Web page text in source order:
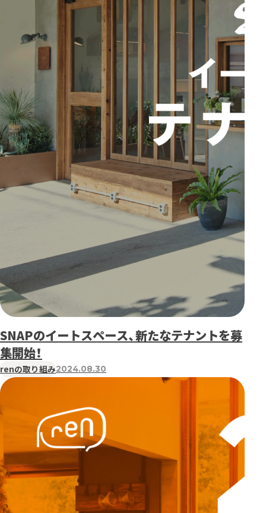
SNAPのイートスペース、新たなテナントを募
集開始！
renの取り組み2024.08.30